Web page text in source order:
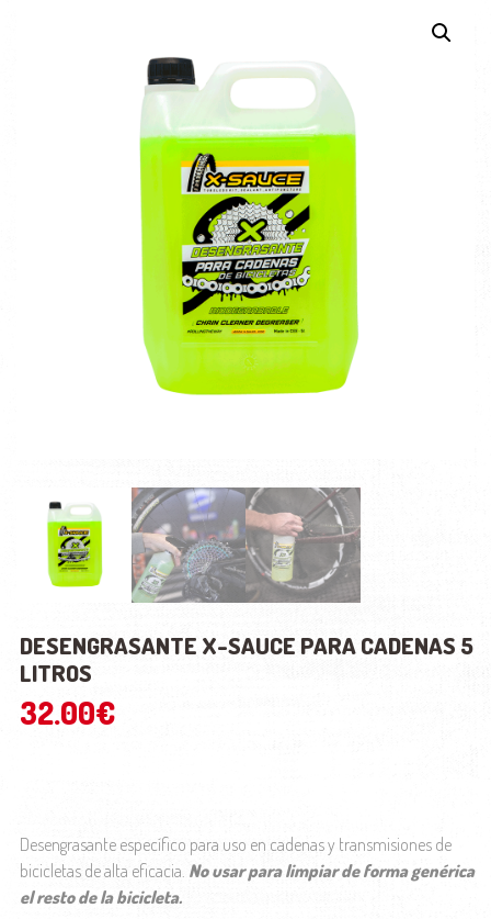
DESENGRASANTE X-SAUCE PARA CADENAS 5
LITROS
32.00€
Desengrasante específico para uso en cadenas y transmisiones de
bicicletas de alta eficacia. No usar para limpiar de forma genérica
el resto de la bicicleta.